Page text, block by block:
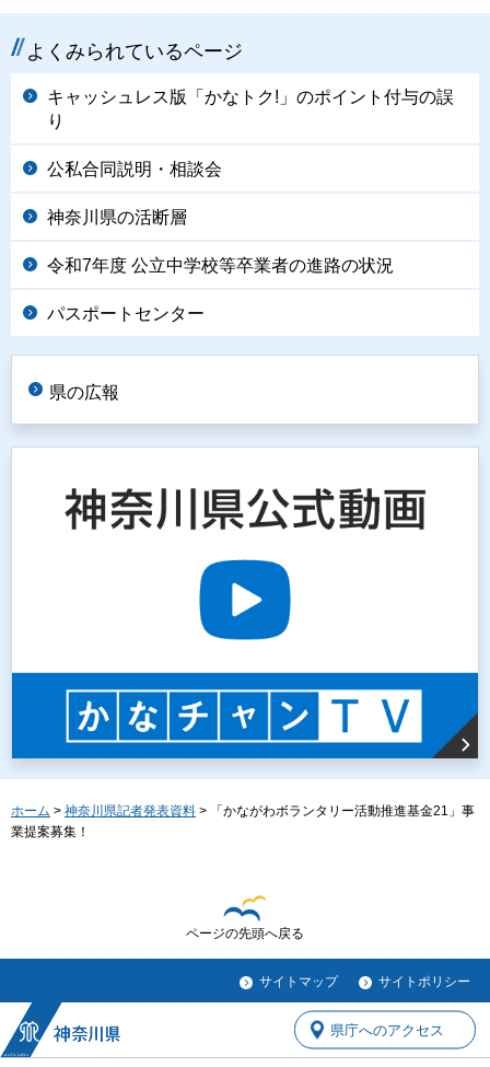
よくみられているページ
キャッシュレス版「かなトク!」のポイント付与の誤
り
公私合同説明・相談会
神奈川県の活断層
令和7年度 公立中学校等卒業者の進路の状況
パスポートセンター
県の広報
ホーム > 神奈川県記者発表資料 > 「かながわボランタリー活動推進基金21」事
業提案募集！
ページの先頭へ戻る
サイトマップ サイトポリシー
県庁へのアクセス